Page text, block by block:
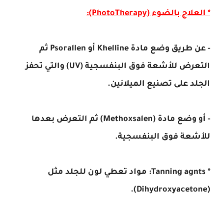
* العلاج بالضوء (PhotoTherapy):
- عن طريق وضع مادة Khelline أو Psorallen ثم
التعرض للأشعة فوق البنفسجية (UV) والتي تحفز
الجلد على تصنيع الميلانين.
- أو وضع مادة (Methoxsalen) ثم التعرض بعدها
للأشعة فوق البنفسجية.
* Tanning agnts: مواد تعطي لون للجلد مثل
(Dihydroxyacetone).